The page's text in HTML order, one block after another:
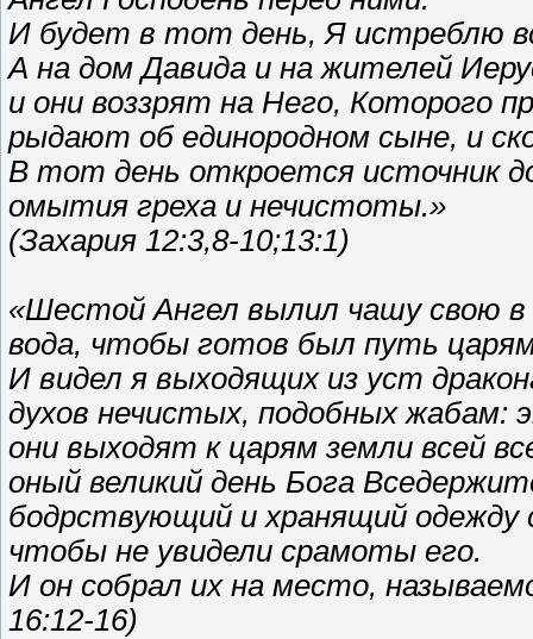
И будет в тот день, Я истреблю
А на дом Давида и на жителей
и они воззрят на Него, Которого
рыдают об единородном сыне, и
В тот день откроется источник
омытия греха и нечистоты.»
(Захария 12:3,8-10;13:1)
«Шестой Ангел вылил чашу свою в
вода, чтобы готов был путь царям
И видел я выходящих из уст
духов нечистых, подобных жабам:
они выходят к царям земли всей
оный великий день Бога
бодрствующий и хранящий
чтобы не увидели срамоты его.
И он собрал их на место,
16:12-16)